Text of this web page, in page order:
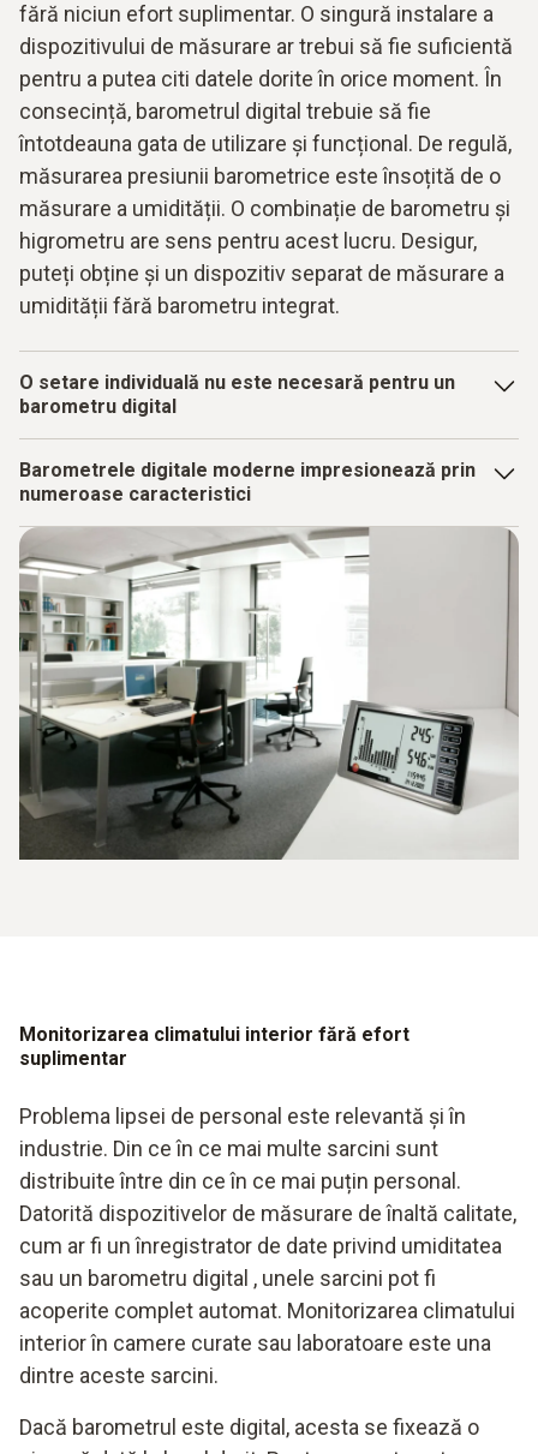
fără niciun efort suplimentar. O singură instalare a
dispozitivului de măsurare ar trebui să fie suficientă
pentru a putea citi datele dorite în orice moment. În
consecință, barometrul digital trebuie să fie
întotdeauna gata de utilizare și funcțional. De regulă,
măsurarea presiunii barometrice este însoțită de o
măsurare a umidității. O combinație de barometru și
higrometru are sens pentru acest lucru. Desigur,
puteți obține și un dispozitiv separat de măsurare a
umidității fără barometru integrat.
O setare individuală nu este necesară pentru un
barometru digital
alte date, cum ar fi temperatura sau umiditatea. Aceasta
multe alte medii de lucru în afara camerelor curate.
Barometrele digitale moderne impresionează prin
numeroase caracteristici
Măsurare cuprinzătoare a parametrilor
Cronometrare ridicată pentru măsurarea intervalelor
Durata lungă de viață a bateriei cu semnal de avertizare
Monitorizarea climatului interior fără efort
suplimentar
Problema lipsei de personal este relevantă și în
industrie. Din ce în ce mai multe sarcini sunt
distribuite între din ce în ce mai puțin personal.
Datorită dispozitivelor de măsurare de înaltă calitate,
cum ar fi un înregistrator de date privind umiditatea
sau un barometru digital , unele sarcini pot fi
acoperite complet automat. Monitorizarea climatului
interior în camere curate sau laboratoare este una
dintre aceste sarcini.
Dacă barometrul este digital, acesta se fixează o